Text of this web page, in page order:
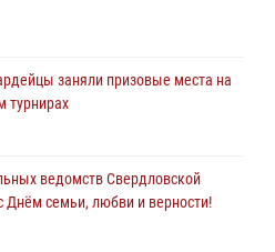
росгвардейцев в зоне СВО
медали на окружном
заняли призовые места на
турнирах
ведомств Свердловской
Днём семьи, любви и верности!